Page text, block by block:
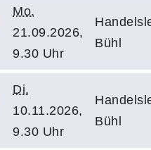
Mo.
21.09.2026,
9.30 Uhr
Bühl
Di.
10.11.2026,
9.30 Uhr
Bühl